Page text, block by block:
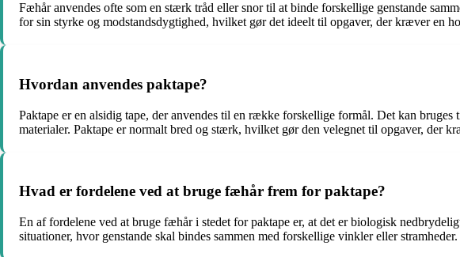
Fæhår anvendes ofte som en stærk tråd eller snor til at binde forskellige genstande
for sin styrke og modstandsdygtighed, hvilket gør det ideelt til opgaver, der kræver en
Hvordan anvendes paktape?
Paktape er en alsidig tape, der anvendes til en række forskellige formål. Det kan
materialer. Paktape er normalt bred og stærk, hvilket gør den velegnet til opgaver, der
Hvad er fordelene ved at bruge fæhår frem for paktape?
En af fordelene ved at bruge fæhår i stedet for paktape er, at det er biologisk
situationer, hvor genstande skal bindes sammen med forskellige vinkler eller